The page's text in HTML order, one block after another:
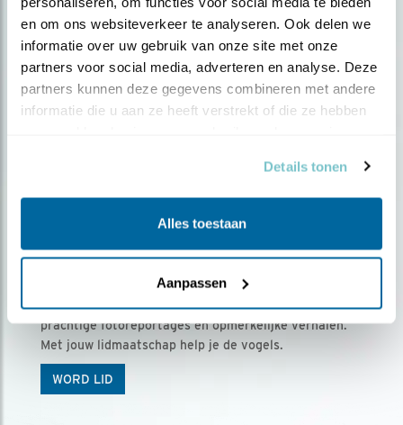
en om ons websiteverkeer te analyseren. Ook delen we
informatie over uw gebruik van onze site met onze
partners voor social media, adverteren en analyse. Deze
partners kunnen deze gegevens combineren met andere
informatie die u aan ze heeft verstrekt of die ze hebben
Details tonen
Alles toestaan
Aanpassen
Ontvang 5 x Vogels voor € 36,00 per jaar
Vogels is het tijdschrift voor onze leden, met
prachtige fotoreportages en opmerkelijke verhalen.
Met jouw lidmaatschap help je de vogels.
WORD LID